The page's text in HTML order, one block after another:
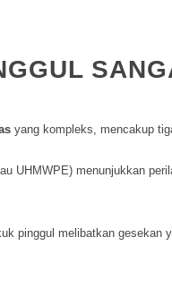
yang kompleks, mencakup
UHMWPE) menunjukkan
pinggul melibatkan gesekan